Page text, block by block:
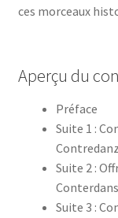
ces morceaux
Aperçu du
Préface
Suite 1 :
Suite 2 :
Suite 3 :